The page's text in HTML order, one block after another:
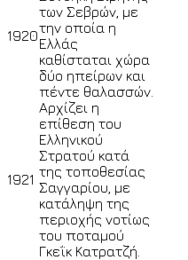
1920
των Σεβρών, με
την οποία η
Ελλάς
καθίσταται χώρα
δύο ηπείρων και
πέντε θαλασσών.
1921
Αρχίζει η
επίθεση του
Ελληνικού
Στρατού κατά
της τοποθεσίας
Σαγγαρίου, με
κατάληψη της
περιοχής νοτίως
του ποταμού
Γκεΐκ Κατρατζή.